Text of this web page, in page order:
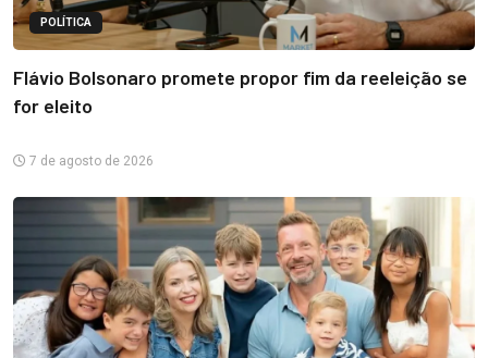
POLÍTICA
Flávio Bolsonaro promete propor fim da reeleição se
for eleito
7 de agosto de 2026